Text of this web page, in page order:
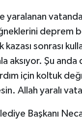
yaralanan
deprem
kazası sonrası
aksıyor. Şu
için koltuk
Allah yaralı
Başkanı